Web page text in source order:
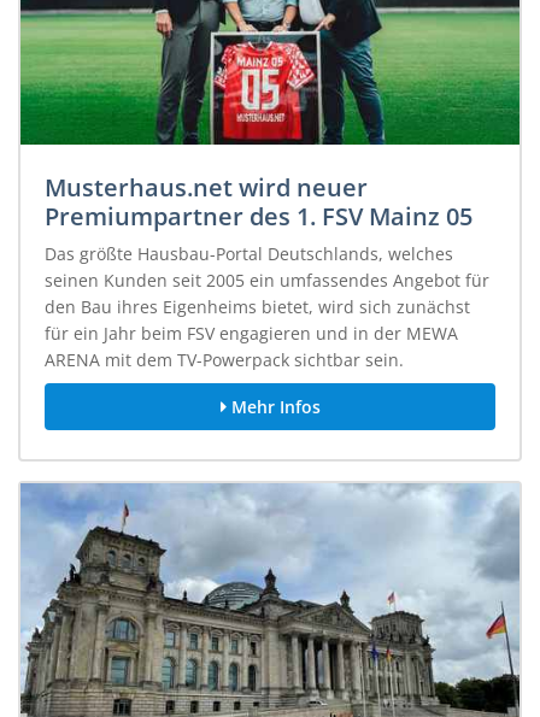
Musterhaus.net wird neuer
Premiumpartner des 1. FSV Mainz 05
Das größte Hausbau-Portal Deutschlands, welches
seinen Kunden seit 2005 ein umfassendes Angebot für
den Bau ihres Eigenheims bietet, wird sich zunächst
für ein Jahr beim FSV engagieren und in der MEWA
ARENA mit dem TV-Powerpack sichtbar sein.
Mehr Infos